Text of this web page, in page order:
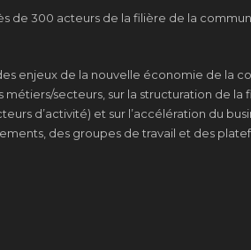
de 300 acteurs de la filière de la
enjeux de la nouvelle économie de la
secteurs, sur la structuration de la
d’activité) et sur l’accélération du
des groupes de travail et des